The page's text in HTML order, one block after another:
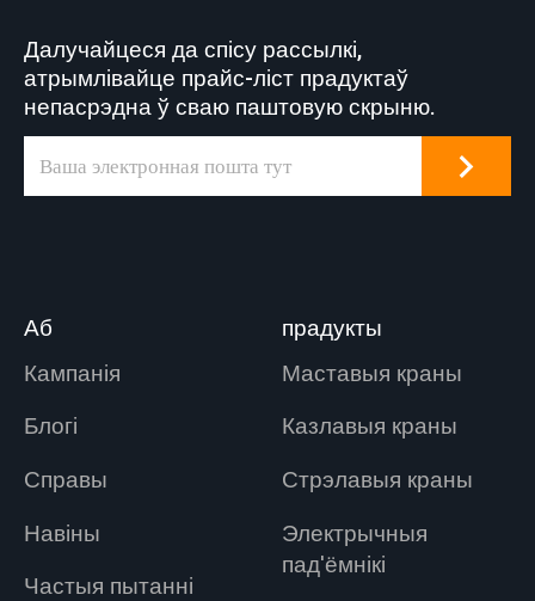
Далучайцеся да спісу рассылкі,
атрымлівайце прайс-ліст прадуктаў
непасрэдна ў сваю паштовую скрыню.
Аб
Кампанія
Блогі
Справы
Навіны
Частыя пытанні
прадукты
Маставыя краны
Казлавыя краны
Стрэлавыя краны
Электрычныя
пад'ёмнікі